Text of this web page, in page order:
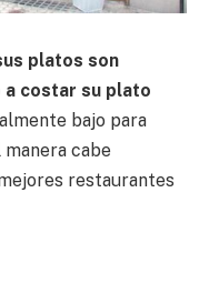
platos son
costar su plato
bajo para
cabe
restaurantes